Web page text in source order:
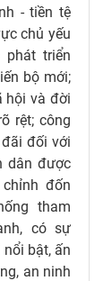
- tiền tệ
chủ yếu
triển
bộ mới;
hội và đời
rệt; công
đối với
dân được
đốn
tham
có sự
bật, ấn
an ninh